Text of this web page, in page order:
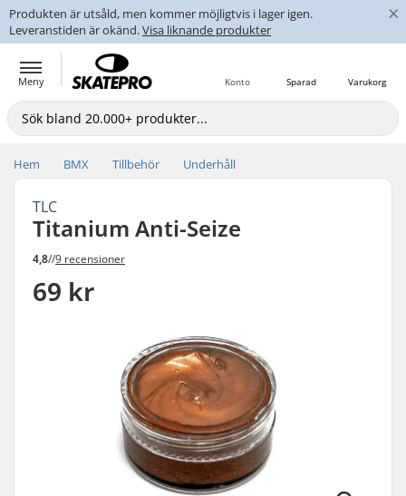
Produkten är utsåld, men kommer möjligtvis i lager igen.
Leveranstiden är okänd.Visa liknande produkter
×
Meny Varukorg
Sparad
Konto
Hem BMX Tillbehör Underhåll
TLC
Titanium Anti-Seize
4,8//9 recensioner
69 kr